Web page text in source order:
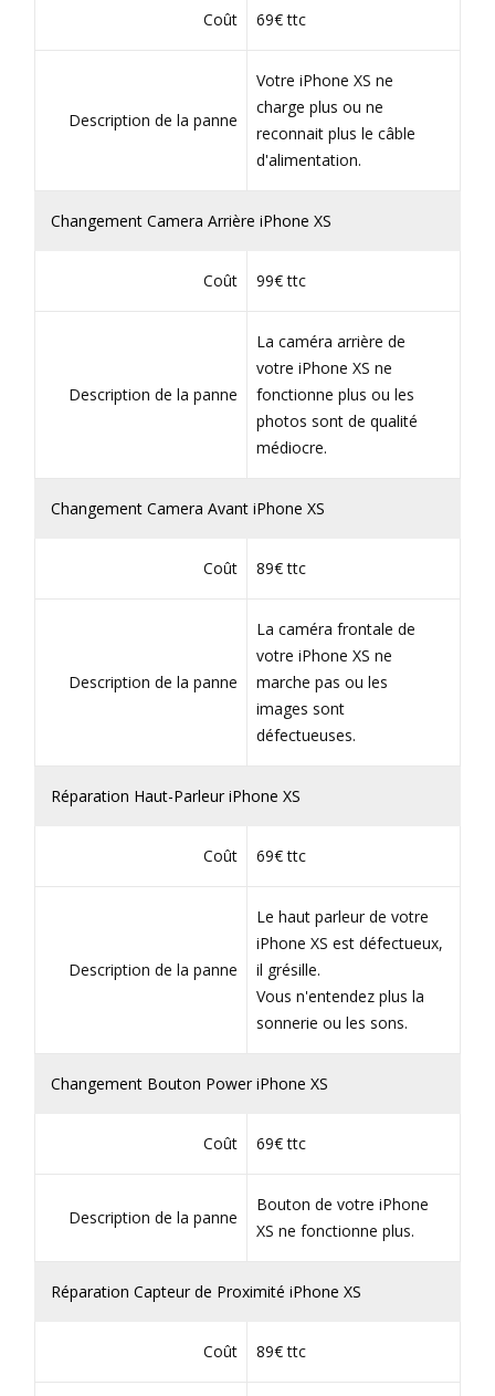
Coût 69€ ttc
Description de la panne
Votre iPhone XS ne
charge plus ou ne
reconnait plus le câble
d'alimentation.
Changement Camera Arrière iPhone XS
Coût 99€ ttc
Description de la panne
La caméra arrière de
votre iPhone XS ne
fonctionne plus ou les
photos sont de qualité
médiocre.
Changement Camera Avant iPhone XS
Coût 89€ ttc
Description de la panne
La caméra frontale de
votre iPhone XS ne
marche pas ou les
images sont
défectueuses.
Réparation Haut-Parleur iPhone XS
Coût 69€ ttc
Description de la panne
Le haut parleur de votre
iPhone XS est défectueux,
il grésille.
Vous n'entendez plus la
sonnerie ou les sons.
Changement Bouton Power iPhone XS
Coût 69€ ttc
Description de la panne
Bouton de votre iPhone
XS ne fonctionne plus.
Réparation Capteur de Proximité iPhone XS
Coût 89€ ttc